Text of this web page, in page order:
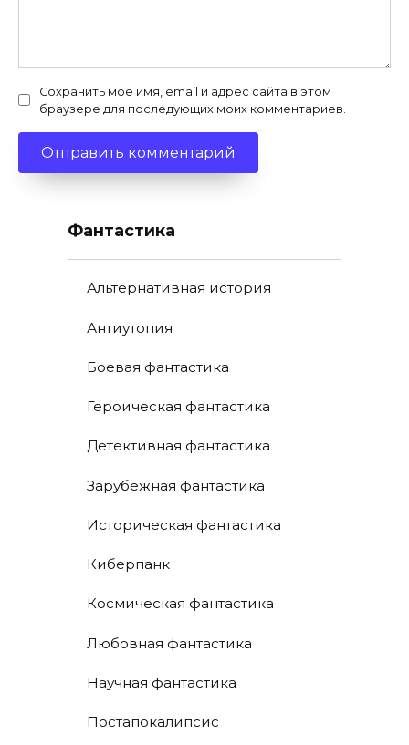
Сохранить моё имя, email и адрес сайта в этом
браузере для последующих моих комментариев.
Фантастика
Альтернативная история
Антиутопия
Боевая фантастика
Героическая фантастика
Детективная фантастика
Зарубежная фантастика
Историческая фантастика
Киберпанк
Космическая фантастика
Любовная фантастика
Научная фантастика
Постапокалипсис